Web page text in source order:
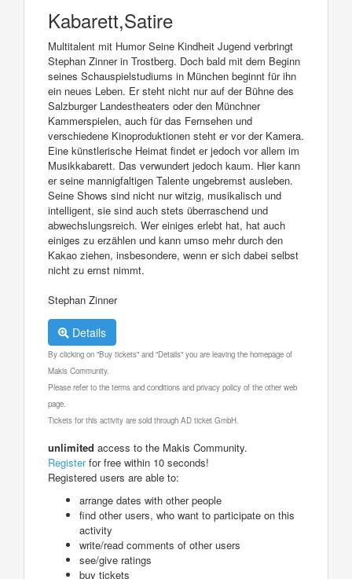
Kabarett,Satire
Multitalent mit Humor Seine Kindheit Jugend verbringt
Stephan Zinner in Trostberg. Doch bald mit dem Beginn
seines Schauspielstudiums in München beginnt für ihn
ein neues Leben. Er steht nicht nur auf der Bühne des
Salzburger Landestheaters oder den Münchner
Kammerspielen, auch für das Fernsehen und
verschiedene Kinoproduktionen steht er vor der Kamera.
Eine künstlerische Heimat findet er jedoch vor allem im
Musikkabarett. Das verwundert jedoch kaum. Hier kann
er seine mannigfaltigen Talente ungebremst ausleben.
Seine Shows sind nicht nur witzig, musikalisch und
intelligent, sie sind auch stets überraschend und
abwechslungsreich. Wer einiges erlebt hat, hat auch
einiges zu erzählen und kann umso mehr durch den
Kakao ziehen, insbesondere, wenn er sich dabei selbst
nicht zu ernst nimmt.
Stephan Zinner
Details
By clicking on "Buy tickets" and "Details" you are leaving the homepage of
Makis Community.
Please refer to the terms and conditions and privacy policy of the other web
page.
Tickets for this activity are sold through AD ticket GmbH.
unlimited access to the Makis Community.
Registerfor free within 10 seconds!
Registered users are able to:
arrange dates with other people
find other users, who want to participate on this
activity
write/read comments of other users
see/give ratings
buy tickets